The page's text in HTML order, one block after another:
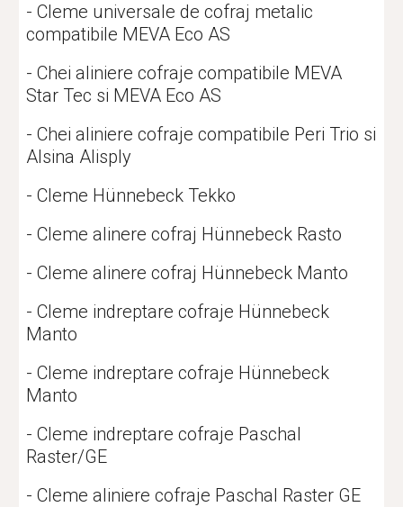
- Cleme universale de cofraj metalic
compatibile MEVA Eco AS
- Chei aliniere cofraje compatibile MEVA
Star Tec si MEVA Eco AS
- Chei aliniere cofraje compatibile Peri Trio si
Alsina Alisply
- Cleme Hünnebeck Tekko
- Cleme alinere cofraj Hünnebeck Rasto
- Cleme alinere cofraj Hünnebeck Manto
- Cleme indreptare cofraje Hünnebeck
Manto
- Cleme indreptare cofraje Hünnebeck
Manto
- Cleme indreptare cofraje Paschal
Raster/GE
- Cleme aliniere cofraje Paschal Raster GE